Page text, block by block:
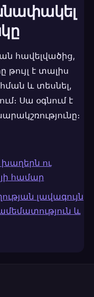
հավելվածից,
թույլ է տալիս
և տեսնել,
Սա օգնում է
ու
համար
լավագույն
և